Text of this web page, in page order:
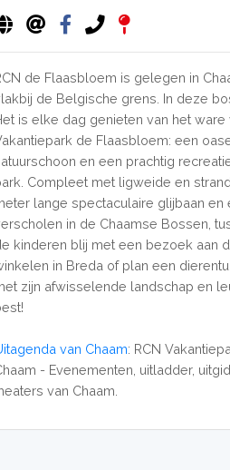
de Flaasbloem is gelegen in
de Belgische grens. In deze
is elke dag genieten van het
de Flaasbloem: een
en een prachtig
Compleet met ligweide en
lange spectaculaire glijbaan
in de Chaamse Bossen,
kinderen blij met een bezoek aan
in Breda of plan een
zijn afwisselende landschap en
van Chaam: RCN
- Evenementen, uitladder,
van Chaam.